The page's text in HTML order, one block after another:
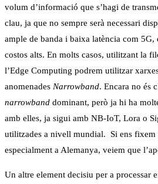
volum d’informació que s’hagi de
clau, ja que no sempre serà necessari
ample de banda i baixa latència com
costos alts. En molts casos, utilitzant la
l’Edge Computing podrem utilitzar
anomenades Narrowband. Encara no és
narrowband dominant, però ja hi ha
amb elles, ja sigui amb NB-IoT, Lora o
utilitzades a nivell mundial. Si ens fixem
especialment a Alemanya, veiem que
Un altre element decisiu per a processar